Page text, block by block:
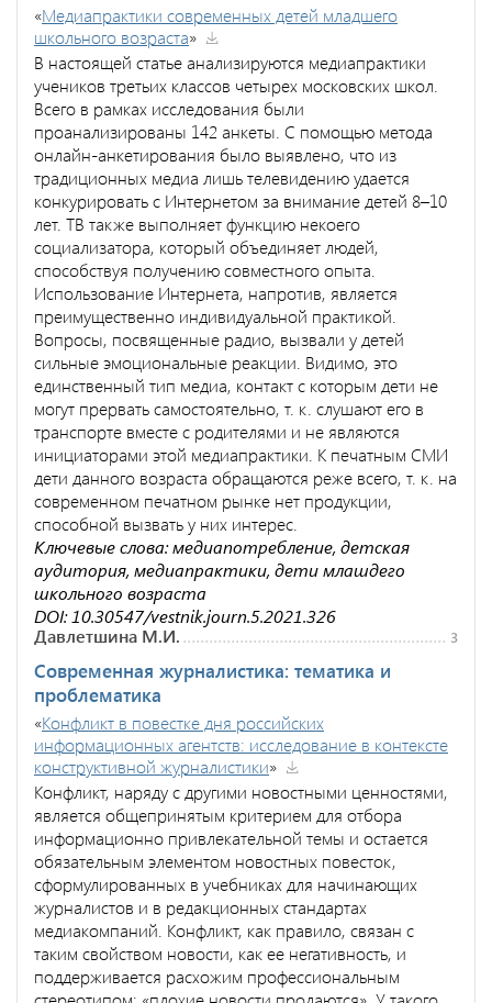
«Медиапрактики современных детей младшего
школьного возраста»
В настоящей статье анализируются медиапрактики
учеников третьих классов четырех московских школ.
Всего в рамках исследования были
проанализированы 142 анкеты. С помощью метода
онлайн-анкетирования было выявлено, что из
традиционных медиа лишь телевидению удается
конкурировать с Интернетом за внимание детей 8–10
лет. ТВ также выполняет функцию некоего
социализатора, который объединяет людей,
способствуя получению совместного опыта.
Использование Интернета, напротив, является
преимущественно индивидуальной практикой.
Вопросы, посвященные радио, вызвали у детей
сильные эмоциональные реакции. Видимо, это
единственный тип медиа, контакт с которым дети не
могут прервать самостоятельно, т. к. слушают его в
транспорте вместе с родителями и не являются
инициаторами этой медиапрактики. К печатным СМИ
дети данного возраста обращаются реже всего, т. к. на
современном печатном рынке нет продукции,
способной вызвать у них интерес.
Ключевые слова: медиапотребление, детская
аудитория, медиапрактики, дети млашдего
школьного возраста
DOI: 10.30547/vestnik.journ.5.2021.326
Давлетшина М.И.
3
Современная журналистика: тематика и
проблематика
«Конфликт в повестке дня российских
информационных агентств: исследование в контексте
конструктивной журналистики»
Конфликт, наряду с другими новостными ценностями,
является общепринятым критерием для отбора
информационно привлекательной темы и остается
обязательным элементом новостных повесток,
сформулированных в учебниках для начинающих
журналистов и в редакционных стандартах
медиакомпаний. Конфликт, как правило, связан с
таким свойством новости, как ее негативность, и
поддерживается расхожим профессиональным